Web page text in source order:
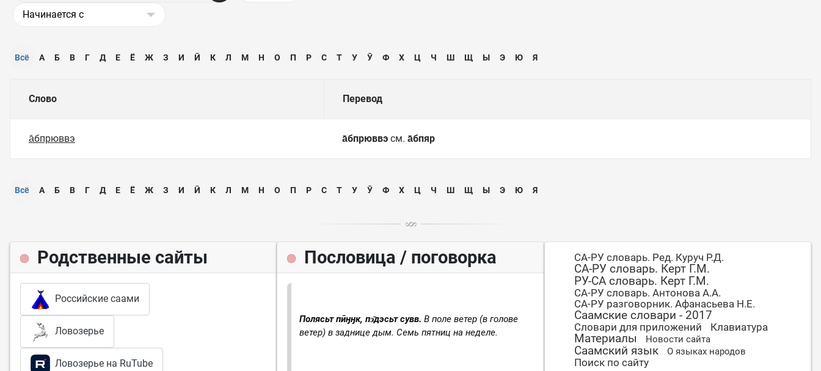
Всё А Б В Г Д Е Ё Ж З И Ӣ К Л М Н О П Р С Т У Ӯ Ф Х Ц Ч Ш Щ Ы Э Ю Я
Слово Перевод
а̄бпрюввэ а̄бпрюввэ см. а̄бпяр
Всё А Б В Г Д Е Ё Ж З И Ӣ К Л М Н О П Р С Т У Ӯ Ф Х Ц Ч Ш Щ Ы Э Ю Я
Родственные сайты
Российские саами
Ловозерье
Ловозерье на RuTube
Пословица / поговорка
Полясьт пӣӈӈк, пэ̄дэсьт сувв. В поле ветер (в голове
ветер) в заднице дым. Семь пятниц на неделе.
СА-РУ словарь. Ред. Куруч Р.Д.
СА-РУ словарь. Керт Г.М.
РУ-СА словарь. Керт Г.М.
СА-РУ словарь. Антонова А.А.
СА-РУ разговорник. Афанасьева Н.Е.
Саамские словари - 2017
Словари для приложений Клавиатура
Материалы Новости сайта
Саамский язык О языках народов
Поиск по сайту